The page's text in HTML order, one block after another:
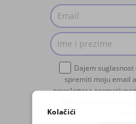
Dajem suglasnost
spremiti moju email
newslettera
Kolačići